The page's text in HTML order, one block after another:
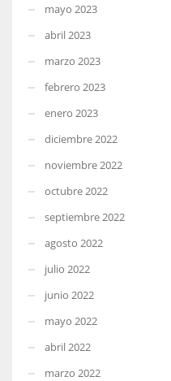
mayo 2023
abril 2023
marzo 2023
febrero 2023
enero 2023
diciembre 2022
noviembre 2022
octubre 2022
septiembre 2022
agosto 2022
julio 2022
junio 2022
mayo 2022
abril 2022
marzo 2022